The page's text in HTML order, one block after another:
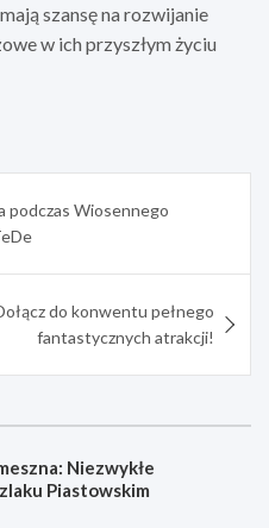
szansę na rozwijanie
w ich przyszłym życiu
podczas Wiosennego
do konwentu pełnego
fantastycznych atrakcji!
Niezwykłe
Piastowskim